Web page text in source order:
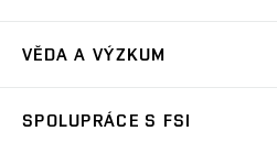
Ambasadoři studia
Zápisy
Studijní předpisy
VĚDA A VÝZKUM
SPOLUPRÁCE S FSI